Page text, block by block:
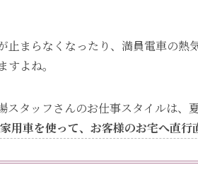
止まらなくなったり、満員電車の熱
よね。
タッフさんのお仕事スタイルは、
用車を使って、お客様のお宅へ直行